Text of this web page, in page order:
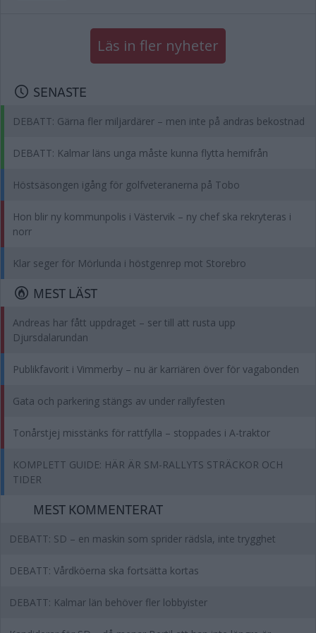
Läs in fler nyheter
SENASTE
DEBATT: Gärna fler miljardärer – men inte på andras bekostnad
DEBATT: Kalmar läns unga måste kunna flytta hemifrån
Höstsäsongen igång för golfveteranerna på Tobo
Hon blir ny kommunpolis i Västervik – ny chef ska rekryteras i
norr
Klar seger för Mörlunda i höstgenrep mot Storebro
MEST LÄST
Andreas har fått uppdraget – ser till att rusta upp
Djursdalarundan
Publikfavorit i Vimmerby – nu är karriären över för vagabonden
Gata och parkering stängs av under rallyfesten
Tonårstjej misstänks för rattfylla – stoppades i A-traktor
KOMPLETT GUIDE: HÄR ÄR SM-RALLYTS STRÄCKOR OCH
TIDER
MEST KOMMENTERAT
DEBATT: SD – en maskin som sprider rädsla, inte trygghet
DEBATT: Vårdköerna ska fortsätta kortas
DEBATT: Kalmar län behöver fler lobbyister